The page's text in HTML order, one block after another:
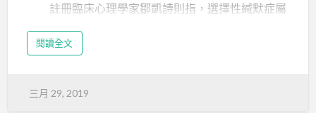
註冊臨床心理學家鄒凱詩則指，選擇性緘默症屬
場合沉默，包括學校或在新的學習環境與新同學接
孩在小時候學太多語言，或會令小孩感壓力而有焦
慮，繼而出現選擇性緘默症。」
閱讀全文
三月 29, 2019